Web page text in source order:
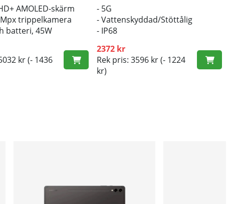
AMOLED-skärm
trippelkamera
batteri, 45W
kr(- 1436
- 5G
- Vattenskyddad/Stöttålig
- IP68
2372 kr
Rek pris: 3596 kr(- 1224
kr)